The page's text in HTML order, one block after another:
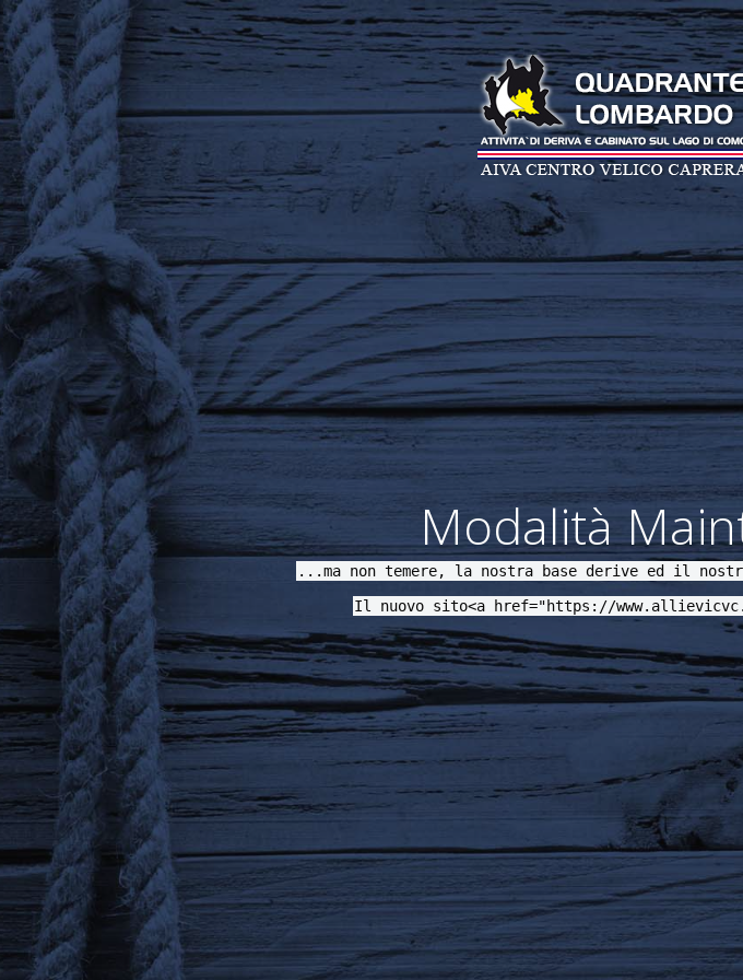
Modalità
...ma non temere, la nostra base derive ed il
Il nuovo sito<a href="https://